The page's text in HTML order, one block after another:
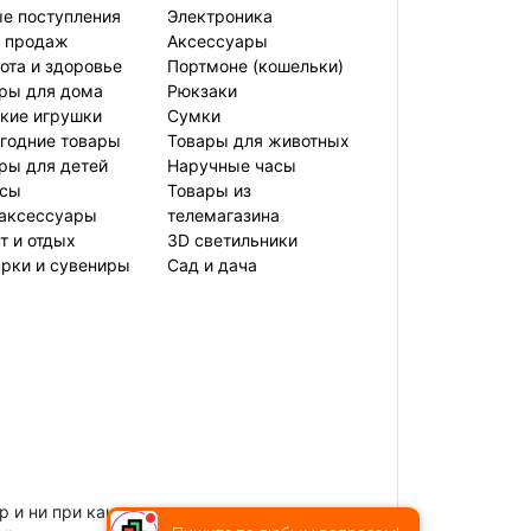
поступления
продаж
и здоровье
для дома
игрушки
товары
для детей
и отдых
и сувениры
Электроника
Аксессуары
Портмоне (кошельки)
Рюкзаки
Сумки
Товары для животных
Наручные часы
Товары из
телемагазина
3D светильники
Сад и дача
и ни при каких условиях